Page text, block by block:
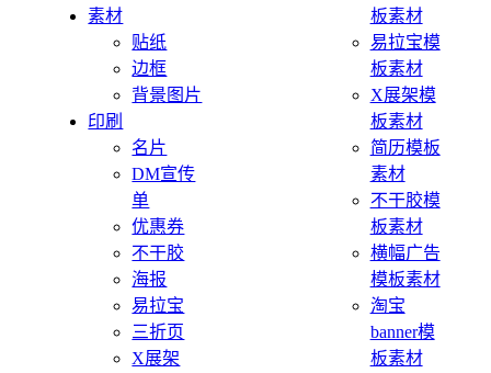
素材
贴纸
边框
背景图片
印刷
名片
DM宣传
单
优惠券
不干胶
海报
易拉宝
三折页
X展架
板素材
易拉宝模
板素材
X展架模
板素材
简历模板
素材
不干胶模
板素材
横幅广告
模板素材
淘宝
banner模
板素材